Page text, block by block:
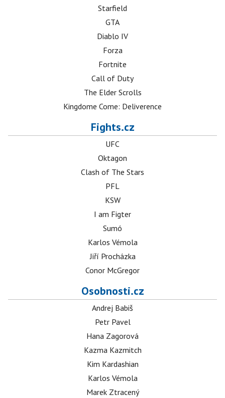
Starfield
GTA
Diablo IV
Forza
Fortnite
Call of Duty
The Elder Scrolls
Kingdome Come: Deliverence
Fights.cz
UFC
Oktagon
Clash of The Stars
PFL
KSW
I am Figter
Sumó
Karlos Vémola
Jiří Procházka
Conor McGregor
Osobnosti.cz
Andrej Babiš
Petr Pavel
Hana Zagorová
Kazma Kazmitch
Kim Kardashian
Karlos Vémola
Marek Ztracený